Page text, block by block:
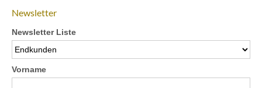
Newsletter
Newsletter Liste
Vorname